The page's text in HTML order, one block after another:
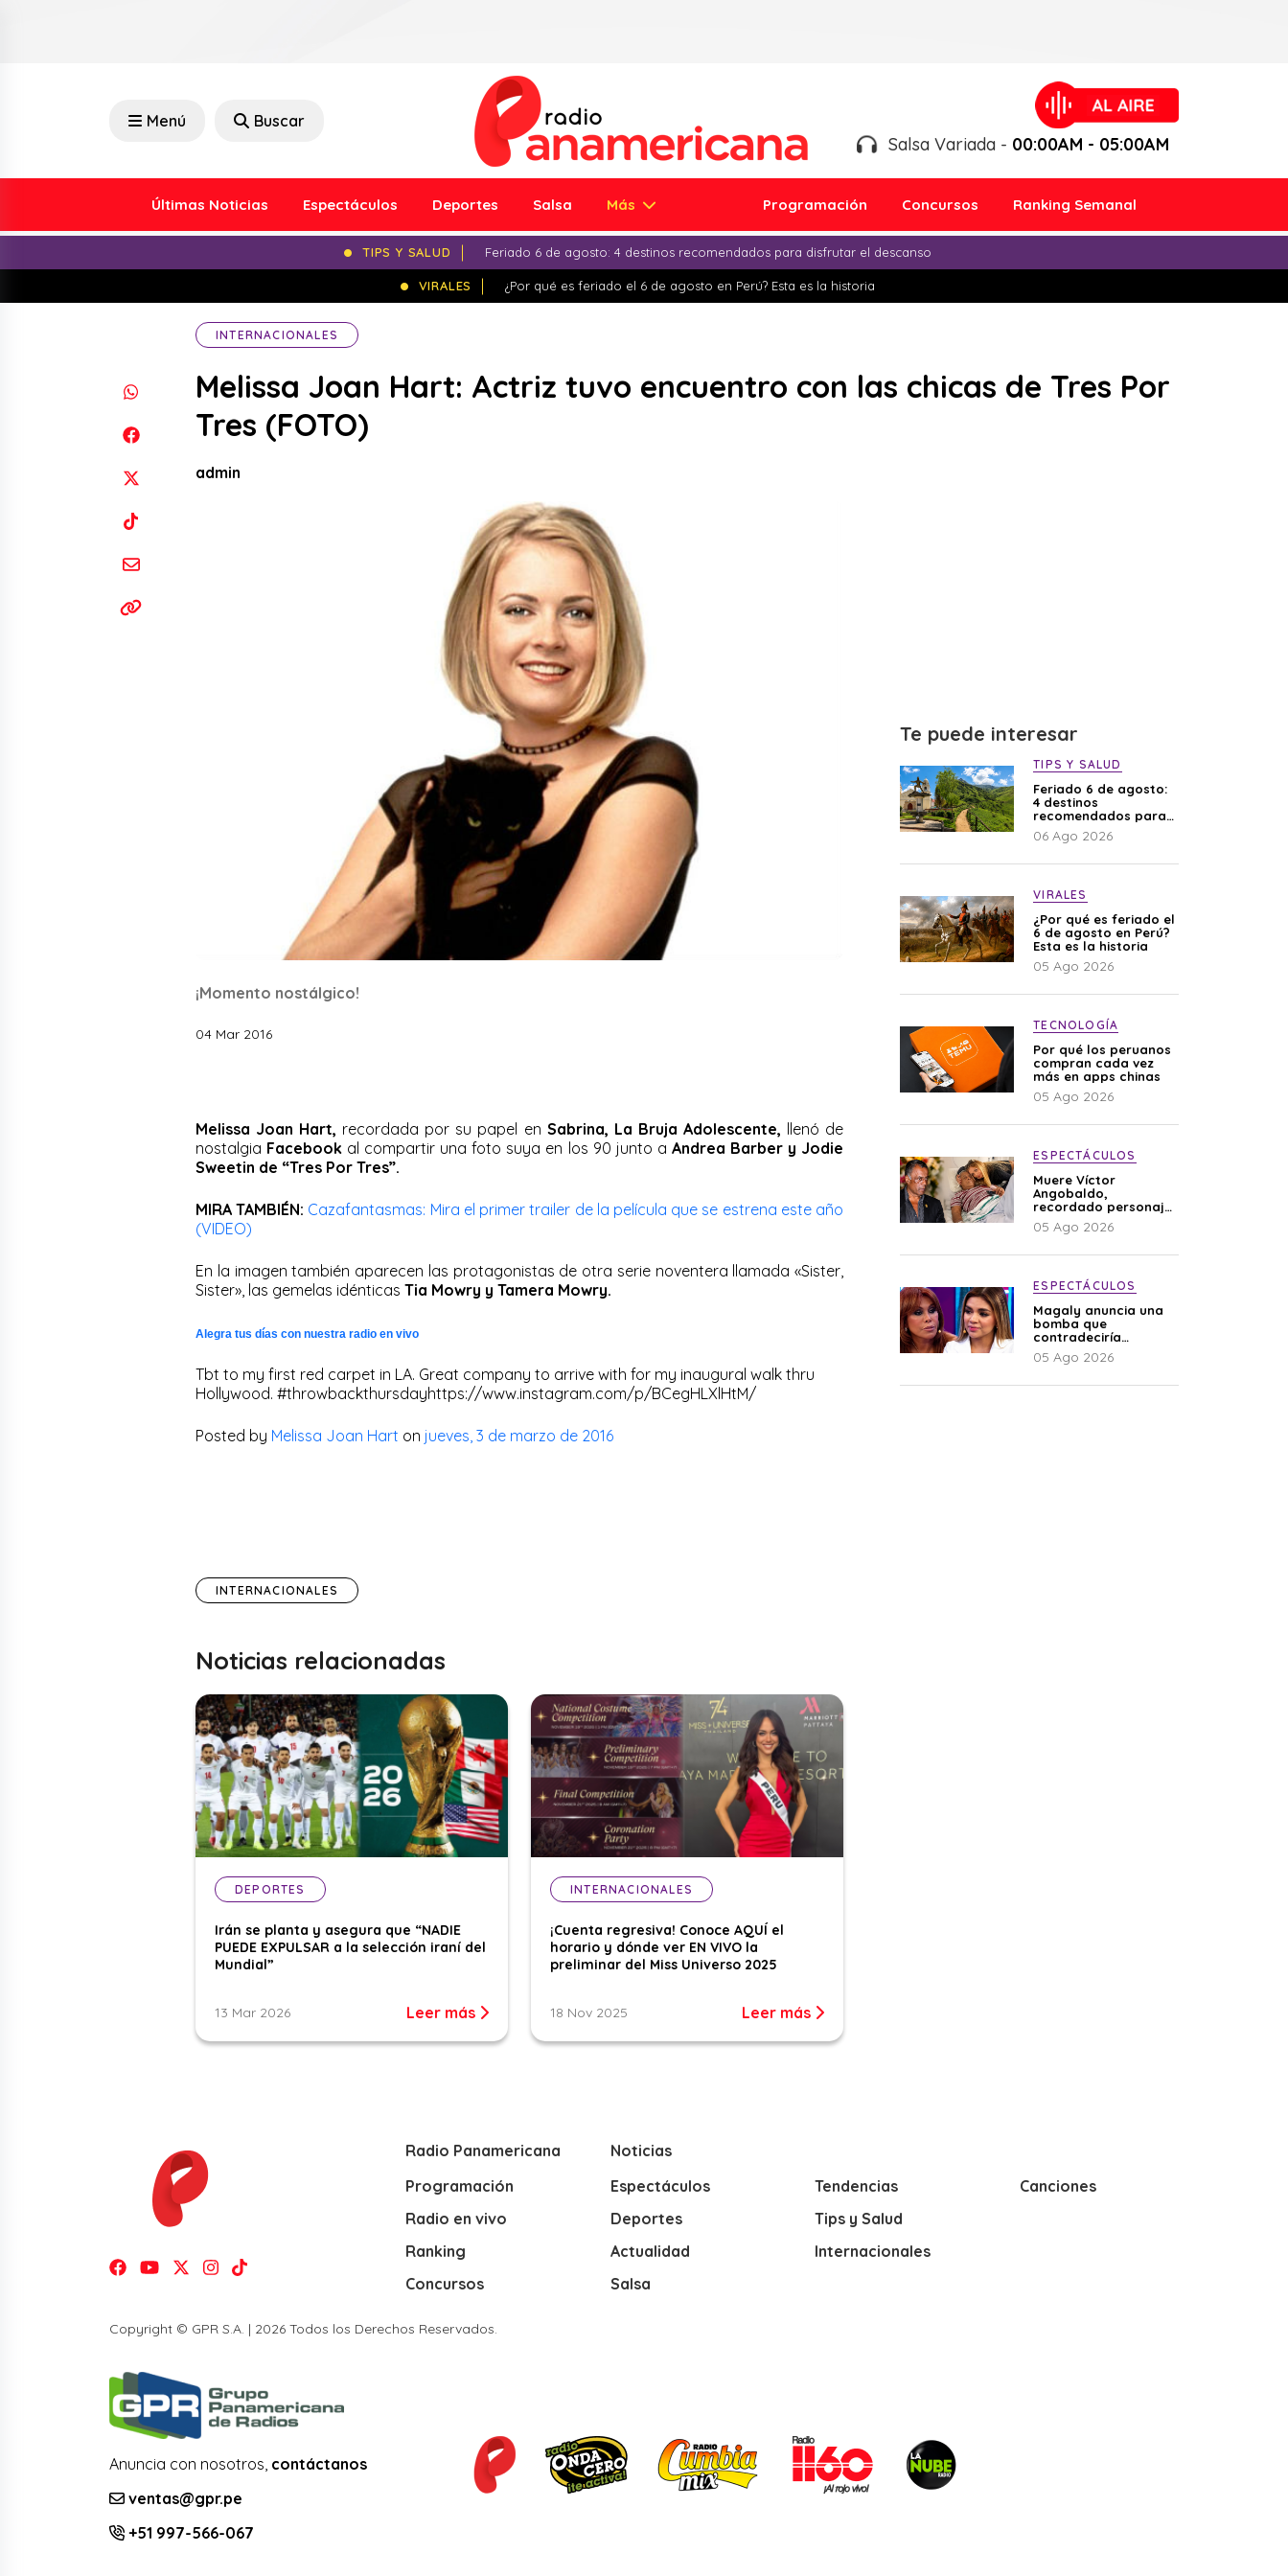
Menú Buscar
Salsa Variada - 00:00AM - 05:00AM
Últimas Noticias Espectáculos Deportes Salsa Más Programación Concursos Ranking Semanal
TIPS Y SALUD Feriado 6 de agosto: 4 destinos recomendados para disfrutar el descanso
VIRALES ¿Por qué es feriado el 6 de agosto en Perú? Esta es la historia
INTERNACIONALES
Melissa Joan Hart: Actriz tuvo encuentro con las chicas de Tres Por
Tres (FOTO)
admin
¡Momento nostálgico!
04 Mar 2016
Melissa Joan Hart, recordada por su papel en Sabrina, La Bruja Adolescente, llenó de
nostalgia Facebook al compartir una foto suya en los 90 junto a Andrea Barber y Jodie
Sweetin de “Tres Por Tres”.
MIRA TAMBIÉN: Cazafantasmas: Mira el primer trailer de la película que se estrena este año
(VIDEO)
En la imagen también aparecen las protagonistas de otra serie noventera llamada «Sister,
Sister», las gemelas idénticas Tia Mowry y Tamera Mowry.
Alegra tus días con nuestra radio en vivo
Tbt to my first red carpet in LA. Great company to arrive with for my inaugural walk thru
Hollywood. #throwbackthursdayhttps://www.instagram.com/p/BCegHLXlHtM/
Posted by Melissa Joan Hart on jueves, 3 de marzo de 2016
INTERNACIONALES
Noticias relacionadas
DEPORTES
Irán se planta y asegura que “NADIE
PUEDE EXPULSAR a la selección iraní del
Mundial”
13 Mar 2026 Leer más
INTERNACIONALES
¡Cuenta regresiva! Conoce AQUÍ el
horario y dónde ver EN VIVO la
preliminar del Miss Universo 2025
18 Nov 2025 Leer más
Te puede interesar
TIPS Y SALUD
Feriado 6 de agosto:
4 destinos
recomendados para
disfrutar el descanso
06 Ago 2026
VIRALES
¿Por qué es feriado el
6 de agosto en Perú?
Esta es la historia
05 Ago 2026
TECNOLOGÍA
Por qué los peruanos
compran cada vez
más en apps chinas
05 Ago 2026
ESPECTÁCULOS
Muere Víctor
Angobaldo,
recordado personaje
de la farándula y
expareja de Shirley
05 Ago 2026
ESPECTÁCULOS
Magaly anuncia una
bomba que
contradeciría
comunicado de La
Bella Luz: “Hay un
05 Ago 2026
Radio Panamericana
Programación
Radio en vivo
Ranking
Concursos
Noticias
Espectáculos
Deportes
Actualidad
Salsa
Tendencias
Tips y Salud
Internacionales
Canciones
Copyright © GPR S.A. | 2026 Todos los Derechos Reservados.
Anuncia con nosotros, contáctanos
ventas@gpr.pe
+51 997-566-067